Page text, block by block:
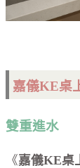
嘉儀KE桌
雙重進水
《嘉儀KE桌